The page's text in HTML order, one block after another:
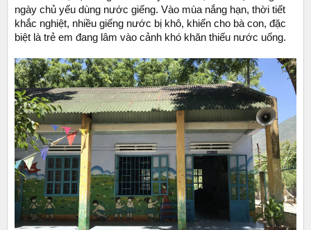
ngày chủ yếu dùng nước giếng. Vào mùa nắng hạn, thời tiết
khắc nghiệt, nhiều giếng nước bị khô, khiến cho bà con, đặc
biệt là trẻ em đang lâm vào cảnh khó khăn thiếu nước uống.